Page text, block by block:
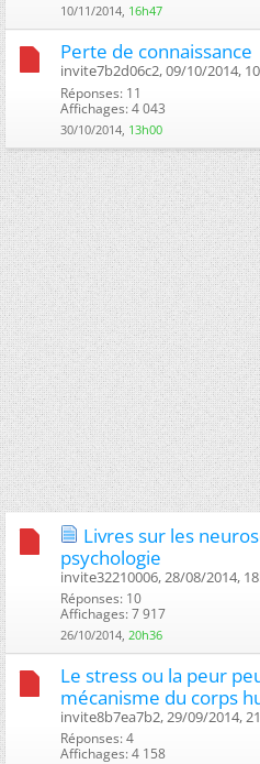
10/11/2014, 16h47
Perte de connaissance
invite7b2d06c2, 09/10/2014,
Réponses: 11
Affichages: 4 043
30/10/2014, 13h00
Livres sur les
psychologie
invite32210006, 28/08/2014,
Réponses: 10
Affichages: 7 917
26/10/2014, 20h36
Le stress ou la peur
mécanisme du corps
invite8b7ea7b2, 29/09/2014,
Réponses: 4
Affichages: 4 158